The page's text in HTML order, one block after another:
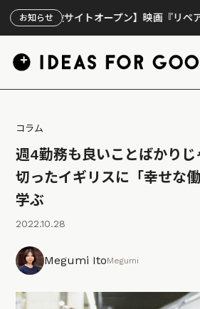
お知らせ
設サイトオープン】映画『リペアカフェ
コラム
週4勤務も良いことばかりじ
切ったイギリスに「幸せな
学ぶ
2022.10.28
Megumi ItoMegumi